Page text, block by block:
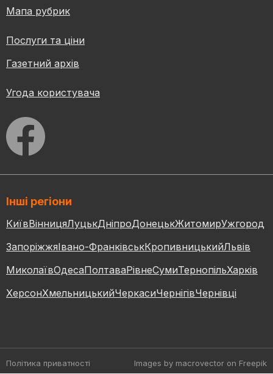
Мапа рубрик
Послуги та ціни
Газетний архів
Угода користувача
Інші регіони
КиївВінницяЛуцькДніпроДонецькЖитомирУжгород
ЗапоріжжяІвано-ФранківськКропивницькийЛьвів
МиколаївОдесаПолтаваРівнеСумиТернопільХарків
ХерсонХмельницькийЧеркасиЧернігівЧернівці
Політика приватності Images by macrovector on Freepik